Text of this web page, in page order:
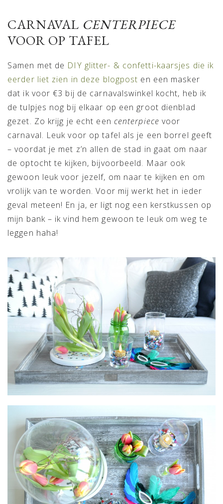
CARNAVAL CENTERPIECE
VOOR OP TAFEL
Samen met de DIY glitter- & confetti-kaarsjes die ik
eerder liet zien in deze blogpost en een masker
dat ik voor €3 bij de carnavalswinkel kocht, heb ik
de tulpjes nog bij elkaar op een groot dienblad
gezet. Zo krijg je echt een centerpiecevoor
carnaval. Leuk voor op tafel als je een borrel geeft
– voordat je met z’n allen de stad in gaat om naar
de optocht te kijken, bijvoorbeeld. Maar ook
gewoon leuk voor jezelf, om naar te kijken en om
vrolijk van te worden. Voor mij werkt het in ieder
geval meteen! En ja, er ligt nog een kerstkussen op
mijn bank – ik vind hem gewoon te leuk om weg te
leggen haha!